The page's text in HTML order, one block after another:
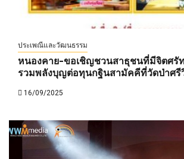
ประเพณีและวัฒนธรรม
หนองคาย-ขอเชิญชวนสาธุชนที่มีจิตศ
รวมพลังบุญต่อทุนกฐินสามัคคีที่วัดป่าศรี
16/09/2025